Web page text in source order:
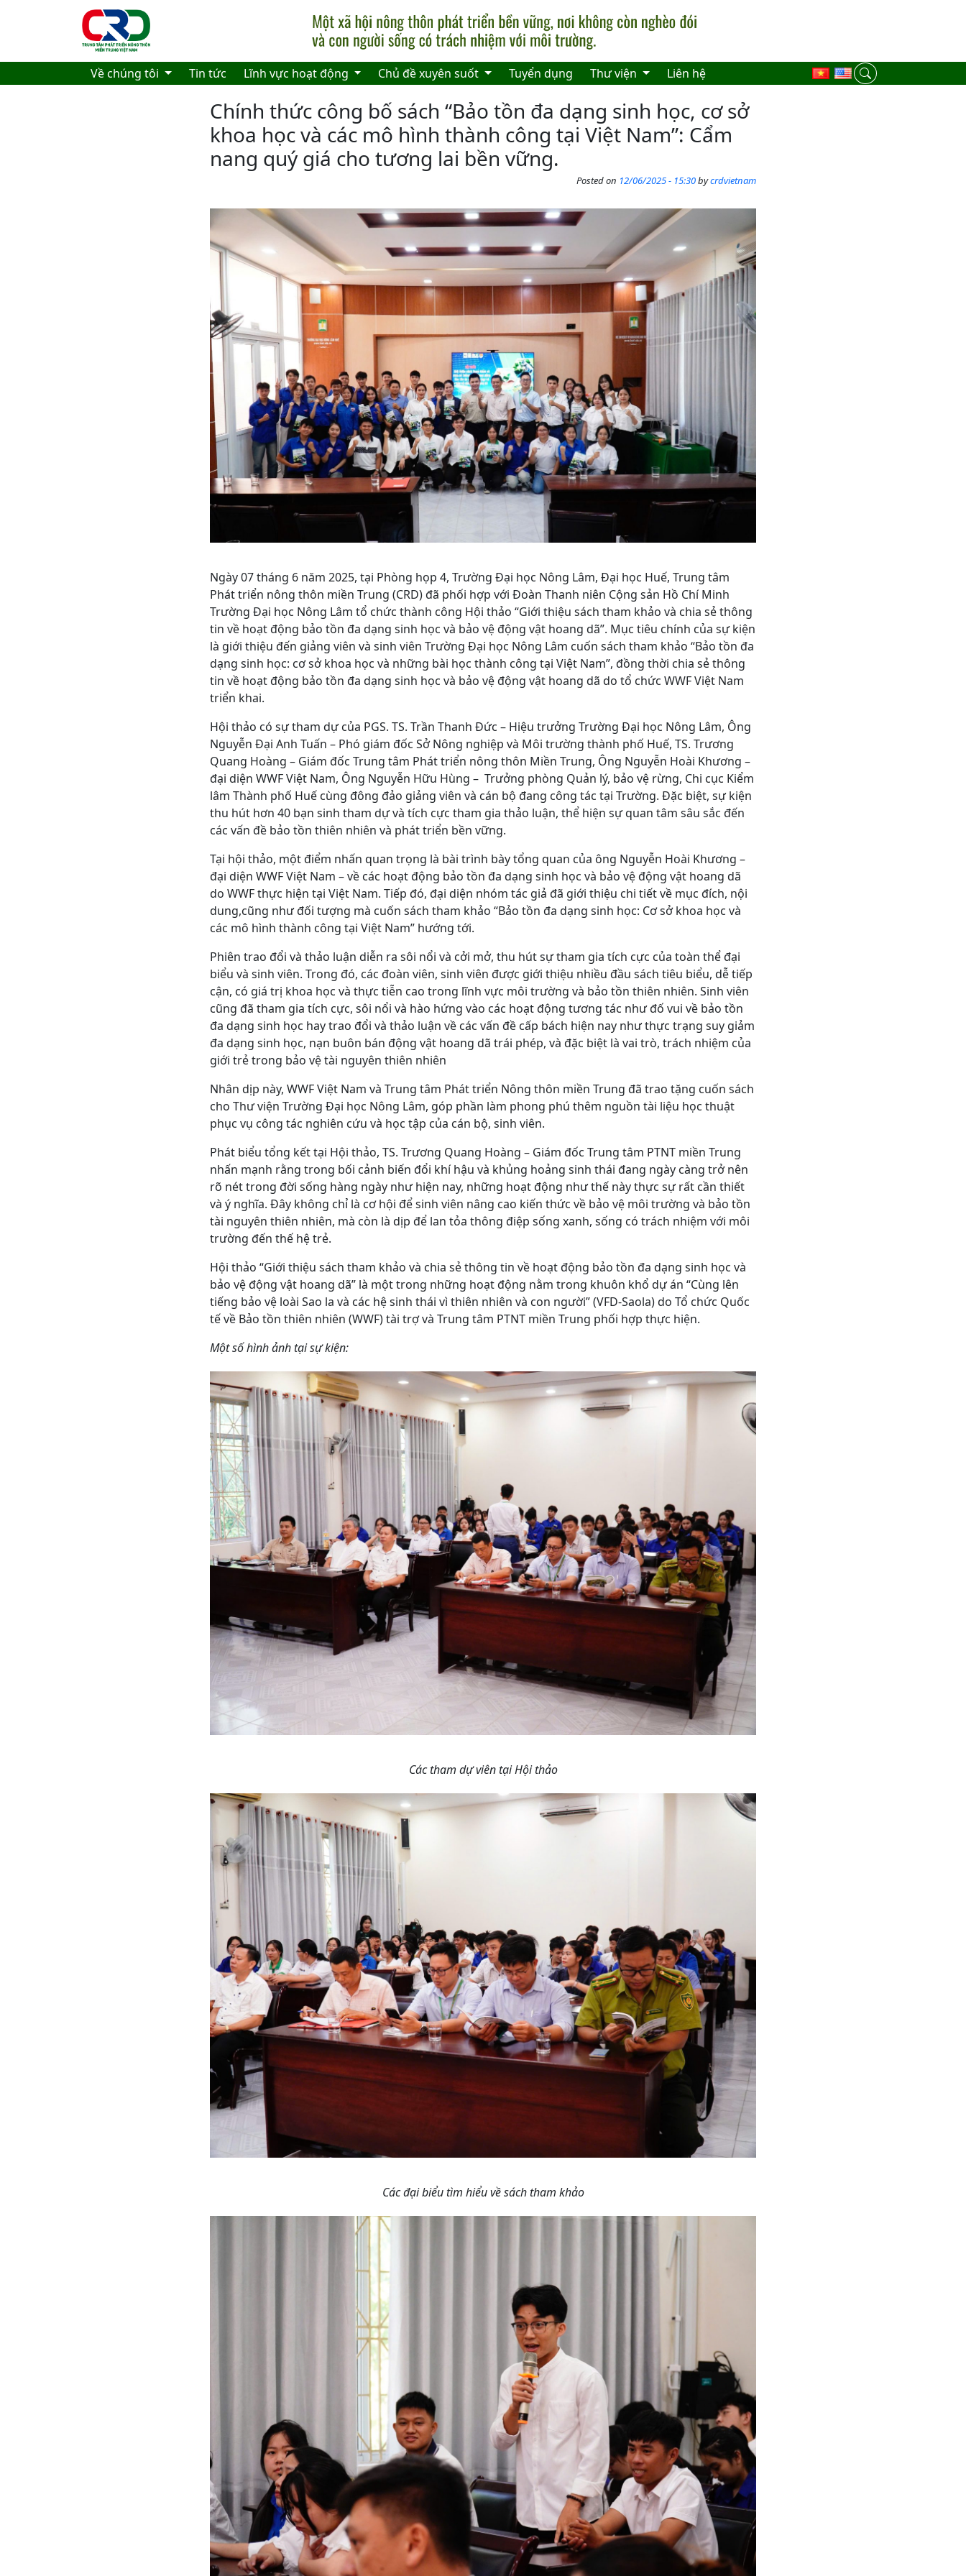
Skip to main content
Về chúng tôi Tin tức Lĩnh vực hoạt động Chủ đề xuyên suốt Tuyển dụng Thư viện Liên hệ
Chính thức công bố sách “Bảo tồn đa dạng sinh học, cơ sở
khoa học và các mô hình thành công tại Việt Nam”: Cẩm
nang quý giá cho tương lai bền vững.
Posted on 12/06/2025 - 15:30bycrdvietnam
Ngày 07 tháng 6 năm 2025, tại Phòng họp 4, Trường Đại học Nông Lâm, Đại học Huế, Trung tâm
Phát triển nông thôn miền Trung (CRD) đã phối hợp với Đoàn Thanh niên Cộng sản Hồ Chí Minh
Trường Đại học Nông Lâm tổ chức thành công Hội thảo “Giới thiệu sách tham khảo và chia sẻ thông
tin về hoạt động bảo tồn đa dạng sinh học và bảo vệ động vật hoang dã”. Mục tiêu chính của sự kiện
là giới thiệu đến giảng viên và sinh viên Trường Đại học Nông Lâm cuốn sách tham khảo “Bảo tồn đa
dạng sinh học: cơ sở khoa học và những bài học thành công tại Việt Nam”, đồng thời chia sẻ thông
tin về hoạt động bảo tồn đa dạng sinh học và bảo vệ động vật hoang dã do tổ chức WWF Việt Nam
triển khai.
Hội thảo có sự tham dự của PGS. TS. Trần Thanh Đức – Hiệu trưởng Trường Đại học Nông Lâm, Ông
Nguyễn Đại Anh Tuấn – Phó giám đốc Sở Nông nghiệp và Môi trường thành phố Huế, TS. Trương
Quang Hoàng – Giám đốc Trung tâm Phát triển nông thôn Miền Trung, Ông Nguyễn Hoài Khương –
đại diện WWF Việt Nam, Ông Nguyễn Hữu Hùng – Trưởng phòng Quản lý, bảo vệ rừng, Chi cục Kiểm
lâm Thành phố Huế cùng đông đảo giảng viên và cán bộ đang công tác tại Trường. Đặc biệt, sự kiện
thu hút hơn 40 bạn sinh tham dự và tích cực tham gia thảo luận, thể hiện sự quan tâm sâu sắc đến
các vấn đề bảo tồn thiên nhiên và phát triển bền vững.
Tại hội thảo, một điểm nhấn quan trọng là bài trình bày tổng quan của ông Nguyễn Hoài Khương –
đại diện WWF Việt Nam – về các hoạt động bảo tồn đa dạng sinh học và bảo vệ động vật hoang dã
do WWF thực hiện tại Việt Nam. Tiếp đó, đại diện nhóm tác giả đã giới thiệu chi tiết về mục đích, nội
dung,cũng như đối tượng mà cuốn sách tham khảo “Bảo tồn đa dạng sinh học: Cơ sở khoa học và
các mô hình thành công tại Việt Nam” hướng tới.
Phiên trao đổi và thảo luận diễn ra sôi nổi và cởi mở, thu hút sự tham gia tích cực của toàn thể đại
biểu và sinh viên. Trong đó, các đoàn viên, sinh viên được giới thiệu nhiều đầu sách tiêu biểu, dễ tiếp
cận, có giá trị khoa học và thực tiễn cao trong lĩnh vực môi trường và bảo tồn thiên nhiên. Sinh viên
cũng đã tham gia tích cực, sôi nổi và hào hứng vào các hoạt động tương tác như đố vui về bảo tồn
đa dạng sinh học hay trao đổi và thảo luận về các vấn đề cấp bách hiện nay như thực trạng suy giảm
đa dạng sinh học, nạn buôn bán động vật hoang dã trái phép, và đặc biệt là vai trò, trách nhiệm của
giới trẻ trong bảo vệ tài nguyên thiên nhiên
Nhân dịp này, WWF Việt Nam và Trung tâm Phát triển Nông thôn miền Trung đã trao tặng cuốn sách
cho Thư viện Trường Đại học Nông Lâm, góp phần làm phong phú thêm nguồn tài liệu học thuật
phục vụ công tác nghiên cứu và học tập của cán bộ, sinh viên.
Phát biểu tổng kết tại Hội thảo, TS. Trương Quang Hoàng – Giám đốc Trung tâm PTNT miền Trung
nhấn mạnh rằng trong bối cảnh biến đổi khí hậu và khủng hoảng sinh thái đang ngày càng trở nên
rõ nét trong đời sống hàng ngày như hiện nay, những hoạt động như thế này thực sự rất cần thiết
và ý nghĩa. Đây không chỉ là cơ hội để sinh viên nâng cao kiến thức về bảo vệ môi trường và bảo tồn
tài nguyên thiên nhiên, mà còn là dịp để lan tỏa thông điệp sống xanh, sống có trách nhiệm với môi
trường đến thế hệ trẻ.
Hội thảo “Giới thiệu sách tham khảo và chia sẻ thông tin về hoạt động bảo tồn đa dạng sinh học và
bảo vệ động vật hoang dã” là một trong những hoạt động nằm trong khuôn khổ dự án “Cùng lên
tiếng bảo vệ loài Sao la và các hệ sinh thái vì thiên nhiên và con người” (VFD-Saola) do Tổ chức Quốc
tế về Bảo tồn thiên nhiên (WWF) tài trợ và Trung tâm PTNT miền Trung phối hợp thực hiện.
Một số hình ảnh tại sự kiện:
Các tham dự viên tại Hội thảo
Các đại biểu tìm hiểu về sách tham khảo